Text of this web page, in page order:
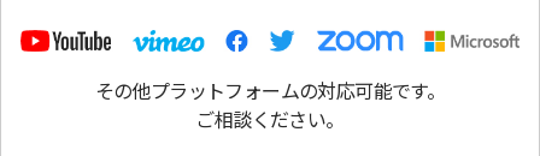
その他プラットフォームの対応可能です。
ご相談ください。